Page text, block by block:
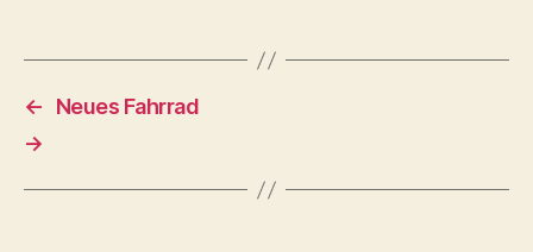
←
Neues Fahrrad
→